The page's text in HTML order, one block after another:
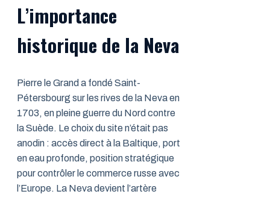
L’importance
historique de la Neva
Pierre le Grand a fondé Saint-
Pétersbourg sur les rives de la Neva en
1703, en pleine guerre du Nord contre
la Suède. Le choix du site n’était pas
anodin : accès direct à la Baltique, port
en eau profonde, position stratégique
pour contrôler le commerce russe avec
l’Europe. La Neva devient l’artère